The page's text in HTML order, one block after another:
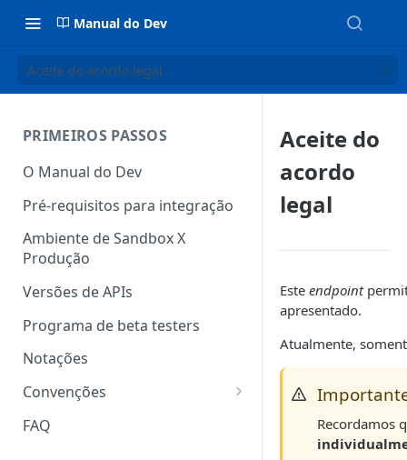
Manual do Dev
Aceite do acordo legal
PRIMEIROS PASSOS
O Manual do Dev
Pré-requisitos para integração
Ambiente de Sandbox X
Produção
Versões de APIs
Programa de beta testers
Notações
Convenções
HATEOAS
FAQ
Aceite do
acordo
legal
Este endpoint
apresentado.
Atualmente,
Recordamos